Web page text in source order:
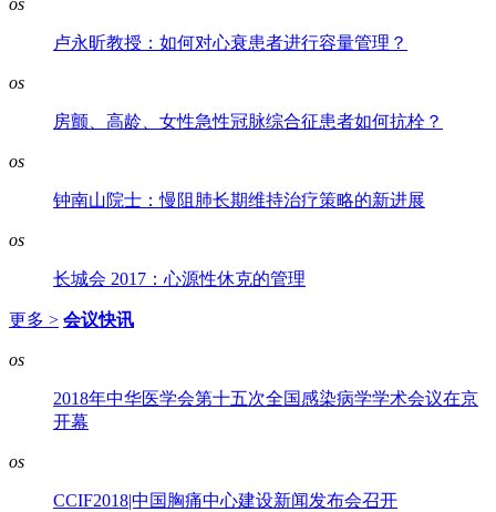
os
卢永昕教授：如何对心衰患者进行容量管理？
os
房颤、高龄、女性急性冠脉综合征患者如何抗栓？
os
钟南山院士：慢阻肺长期维持治疗策略的新进展
os
长城会 2017：心源性休克的管理
更多 > 会议快讯
os
2018年中华医学会第十五次全国感染病学学术会议在京
开幕
os
CCIF2018|中国胸痛中心建设新闻发布会召开